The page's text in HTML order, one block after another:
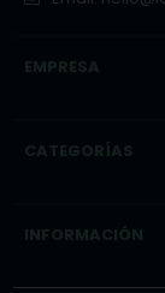
EMPRESA
CATEGORÍAS
INFORMACIÓN